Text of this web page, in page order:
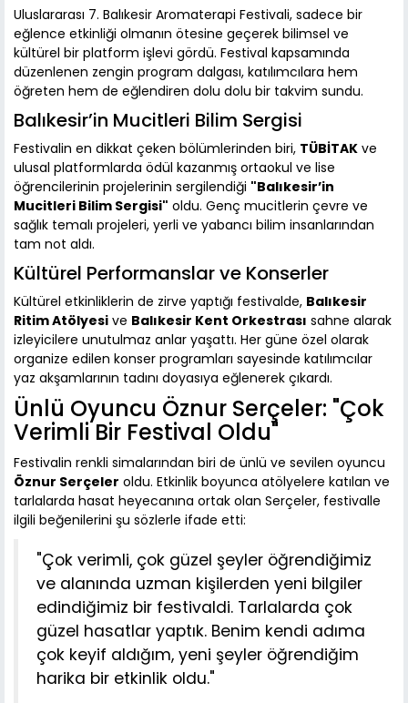
Uluslararası 7. Balıkesir Aromaterapi Festivali, sadece bir
eğlence etkinliği olmanın ötesine geçerek bilimsel ve
kültürel bir platform işlevi gördü. Festival kapsamında
düzenlenen zengin program dalgası, katılımcılara hem
öğreten hem de eğlendiren dolu dolu bir takvim sundu.
Balıkesir’in Mucitleri Bilim Sergisi
Festivalin en dikkat çeken bölümlerinden biri, TÜBİTAK ve
ulusal platformlarda ödül kazanmış ortaokul ve lise
öğrencilerinin projelerinin sergilendiği "Balıkesir’in
Mucitleri Bilim Sergisi" oldu. Genç mucitlerin çevre ve
sağlık temalı projeleri, yerli ve yabancı bilim insanlarından
tam not aldı.
Kültürel Performanslar ve Konserler
Kültürel etkinliklerin de zirve yaptığı festivalde, Balıkesir
Ritim Atölyesi ve Balıkesir Kent Orkestrası sahne alarak
izleyicilere unutulmaz anlar yaşattı. Her güne özel olarak
organize edilen konser programları sayesinde katılımcılar
yaz akşamlarının tadını doyasıya eğlenerek çıkardı.
Ünlü Oyuncu Öznur Serçeler: "Çok
Verimli Bir Festival Oldu"
Festivalin renkli simalarından biri de ünlü ve sevilen oyuncu
Öznur Serçeler oldu. Etkinlik boyunca atölyelere katılan ve
tarlalarda hasat heyecanına ortak olan Serçeler, festivalle
ilgili beğenilerini şu sözlerle ifade etti:
"Çok verimli, çok güzel şeyler öğrendiğimiz
ve alanında uzman kişilerden yeni bilgiler
edindiğimiz bir festivaldi. Tarlalarda çok
güzel hasatlar yaptık. Benim kendi adıma
çok keyif aldığım, yeni şeyler öğrendiğim
harika bir etkinlik oldu."